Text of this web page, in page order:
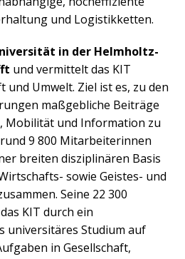
und Logistikketten.
in der Helmholtz-
und vermittelt das KIT
und Umwelt. Ziel ist es, zu den
maßgebliche Beiträge
Mobilität und Information zu
9 800 Mitarbeiterinnen
breiten disziplinären Basis
sowie Geistes- und
Seine 22 300
KIT durch ein
universitäres Studium auf
in Gesellschaft,